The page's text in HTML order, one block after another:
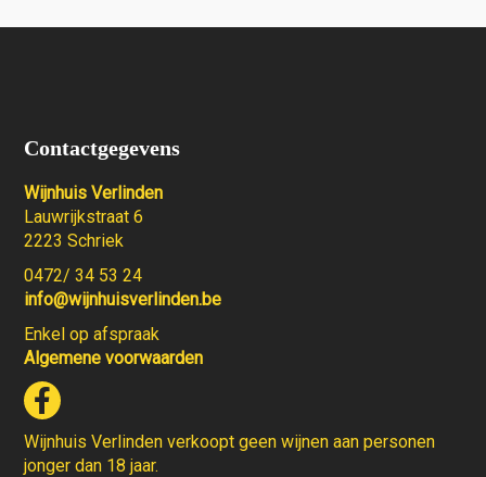
Contactgegevens
Wijnhuis Verlinden
Lauwrijkstraat 6
2223 Schriek
0472/ 34 53 24
info@wijnhuisverlinden.be
Enkel op afspraak
Algemene voorwaarden
Wijnhuis Verlinden verkoopt geen wijnen aan personen
jonger dan 18 jaar.